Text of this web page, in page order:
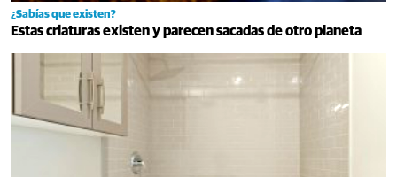
¿Sabías que existen?
Estas criaturas existen y parecen sacadas de otro planeta